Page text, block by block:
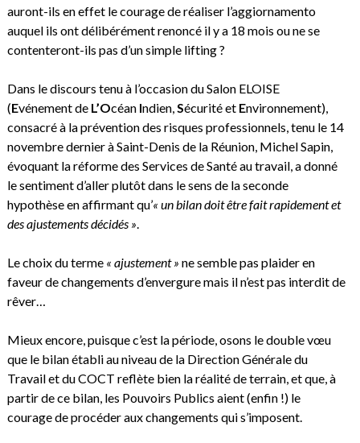
auront-ils en effet le courage de réaliser l’aggiornamento
auquel ils ont délibérément renoncé il y a 18 mois ou ne se
contenteront-ils pas d’un simple lifting ?
Dans le discours tenu à l’occasion du Salon ELOISE
(Evénement de L’Océan Indien, Sécurité et Environnement),
consacré à la prévention des risques professionnels, tenu le 14
novembre dernier à Saint-Denis de la Réunion, Michel Sapin,
évoquant la réforme des Services de Santé au travail, a donné
le sentiment d’aller plutôt dans le sens de la seconde
hypothèse en affirmant qu’« un bilan doit être fait rapidement et
des ajustements décidés »
Le choix du terme « ajustement » ne semble pas plaider en
faveur de changements d’envergure mais il n’est pas interdit de
rêver…
Mieux encore, puisque c’est la période, osons le double vœu
que le bilan établi au niveau de la Direction Générale du
Travail et du COCT reflète bien la réalité de terrain, et que, à
partir de ce bilan, les Pouvoirs Publics aient (enfin !) le
courage de procéder aux changements qui s’imposent.